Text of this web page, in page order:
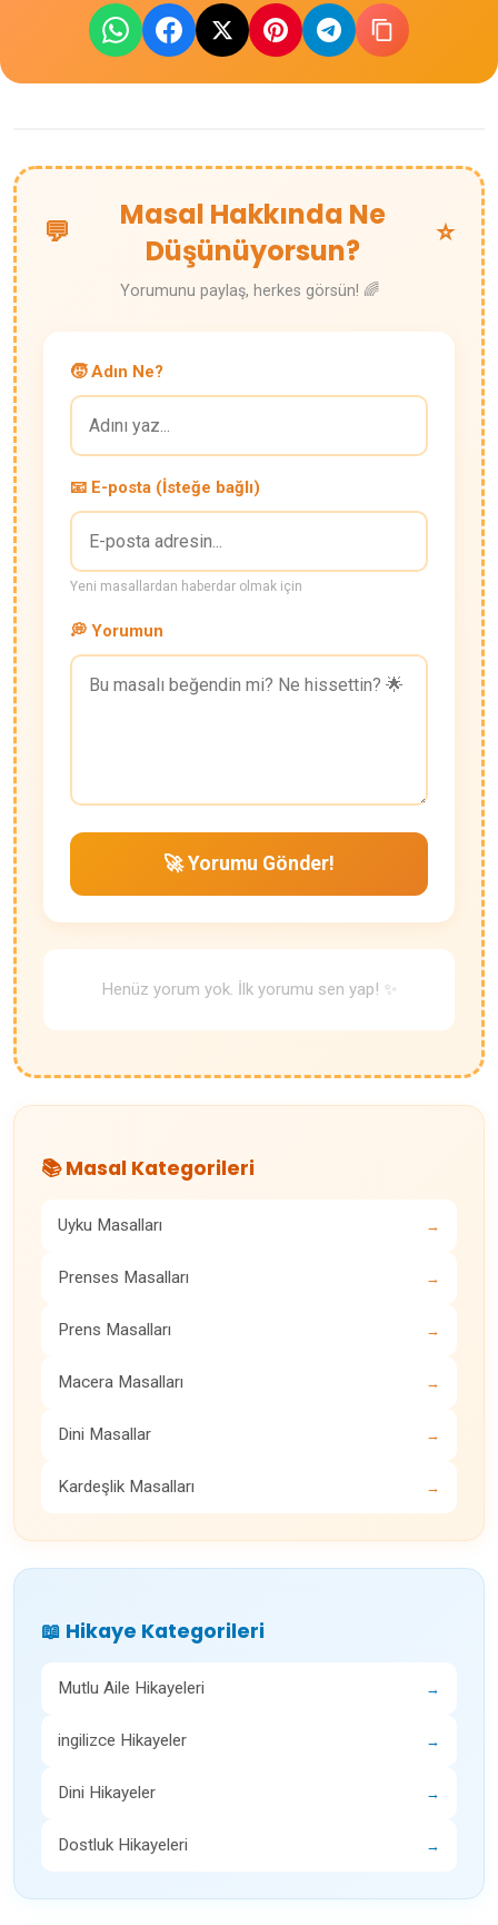
💬
Masal Hakkında Ne
Düşünüyorsun?
⭐
Yorumunu paylaş, herkes görsün! 🌈
🧒 Adın Ne?
📧 E-posta (İsteğe bağlı)
Yeni masallardan haberdar olmak için
💭 Yorumun
🚀 Yorumu Gönder!
Henüz yorum yok. İlk yorumu sen yap! ✨
📚 Masal Kategorileri
Uyku Masalları →
Prenses Masalları →
Prens Masalları →
Macera Masalları →
Dini Masallar →
Kardeşlik Masalları →
📖 Hikaye Kategorileri
Mutlu Aile Hikayeleri →
ingilizce Hikayeler →
Dini Hikayeler →
Dostluk Hikayeleri →